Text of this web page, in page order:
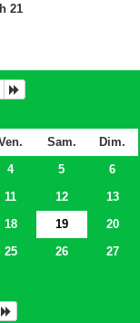
h 21
Sam.
Dim.
4 5
6
11 12
13
18 19
20
25 26
27